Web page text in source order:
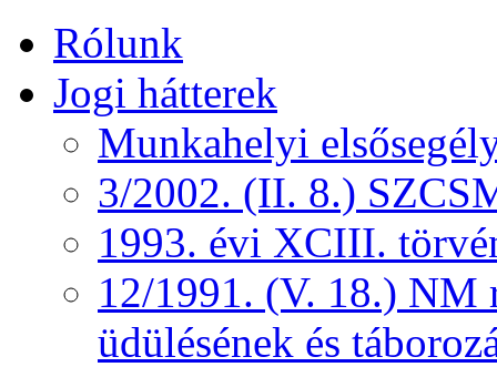
Rólunk
Jogi hátterek
Munkahelyi
3/2002. (II. 8.)
1993. évi XCIII.
12/1991. (V. 18.) NM
üdülésének és